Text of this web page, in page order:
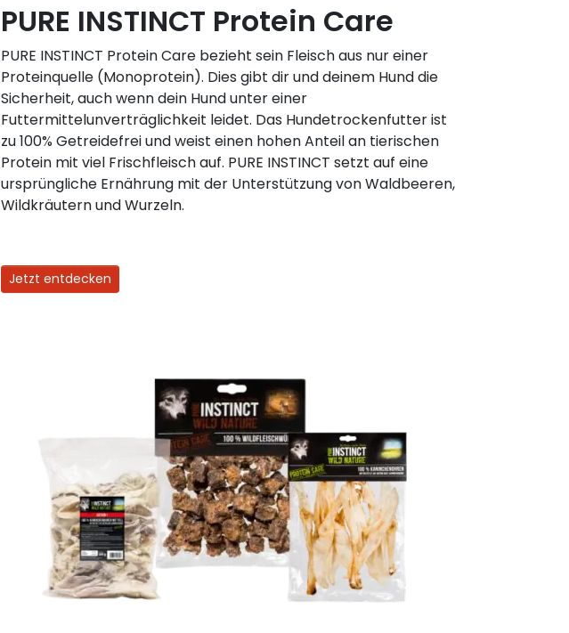
PURE INSTINCT Protein Care
PURE INSTINCT Protein Care bezieht sein Fleisch aus nur einer
Proteinquelle (Monoprotein). Dies gibt dir und deinem Hund die
Sicherheit, auch wenn dein Hund unter einer
Futtermittelunverträglichkeit leidet. Das Hundetrockenfutter ist
zu 100% Getreidefrei und weist einen hohen Anteil an tierischen
Protein mit viel Frischfleisch auf. PURE INSTINCT setzt auf eine
ursprüngliche Ernährung mit der Unterstützung von Waldbeeren,
Wildkräutern und Wurzeln.
Jetzt entdecken